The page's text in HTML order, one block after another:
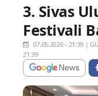
3. Sivas
Festivali
07.05.2026 - 21:39 |
21:39